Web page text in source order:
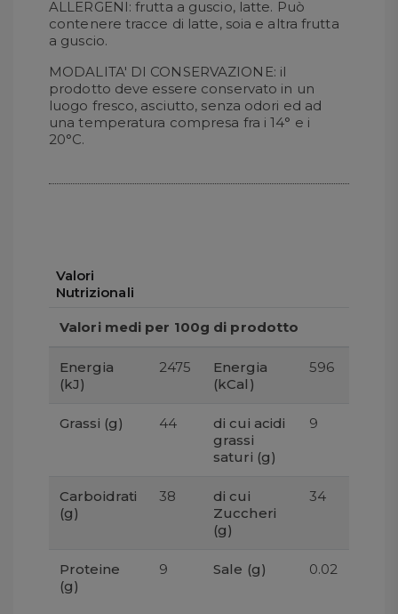
ALLERGENI: frutta a guscio, latte. Può
contenere tracce di latte, soia e altra frutta
a guscio.
MODALITA' DI CONSERVAZIONE: il
prodotto deve essere conservato in un
luogo fresco, asciutto, senza odori ed ad
una temperatura compresa fra i 14° e i
20°C.
Valori
Nutrizionali
Valori medi per 100g di prodotto
Energia
(kJ)
2475
Energia
(kCal)
596
Grassi (g) 44
di cui acidi
grassi
saturi (g)
9
Carboidrati
(g)
38
di cui
Zuccheri
(g)
34
Proteine
(g)
9 Sale (g) 0.02